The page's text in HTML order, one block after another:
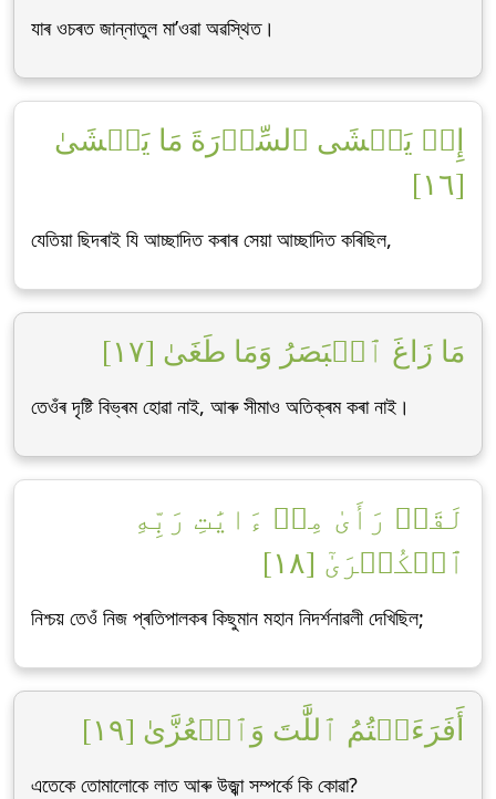
যাৰ ওচৰত জান্নাতুল মা’ওৱা অৱস্থিত।
إِذۡ يَغۡشَى ٱلسِّدۡرَةَ مَا يَغۡشَىٰ
[١٦]
যেতিয়া ছিদৰাই যি আচ্ছাদিত কৰাৰ সেয়া আচ্ছাদিত কৰিছিল,
مَا زَاغَ ٱلۡبَصَرُ وَمَا طَغَىٰ [١٧]
তেওঁৰ দৃষ্টি বিভ্ৰম হোৱা নাই, আৰু সীমাও অতিক্ৰম কৰা নাই।
لَقَدۡ رَأَىٰ مِنۡ ءَايَٰتِ رَبِّهِ
ٱلۡكُبۡرَىٰٓ [١٨]
নিশ্চয় তেওঁ নিজ প্ৰতিপালকৰ কিছুমান মহান নিদৰ্শনাৱলী দেখিছিল;
أَفَرَءَيۡتُمُ ٱللَّٰتَ وَٱلۡعُزَّىٰ [١٩]
এতেকে তোমালোকে লাত আৰু উজ্ঝা সম্পৰ্কে কি কোৱা?